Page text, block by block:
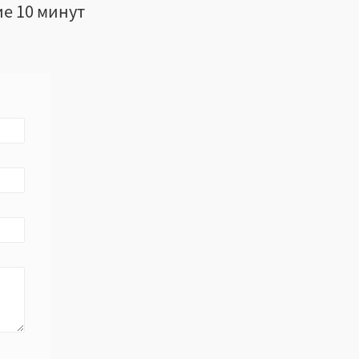
10 минут